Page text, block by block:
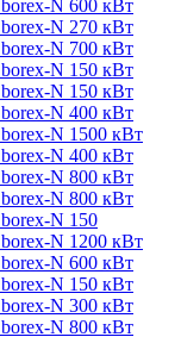
N 600 кВт
N 270 кВт
N 700 кВт
N 150 кВт
N 150 кВт
N 400 кВт
N 1500 кВт
N 400 кВт
N 800 кВт
N 800 кВт
N 150
N 1200 кВт
N 600 кВт
N 150 кВт
N 300 кВт
N 800 кВт